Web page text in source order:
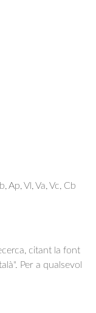
Ap, Vl, Va, Vc, Cb
citant la font
Per a qualsevol